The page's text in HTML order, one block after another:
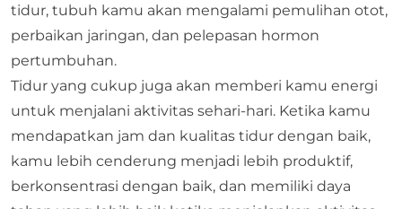
tidur, tubuh kamu akan mengalami pemulihan otot,
perbaikan jaringan, dan pelepasan hormon
pertumbuhan.
Tidur yang cukup juga akan memberi kamu energi
untuk menjalani aktivitas sehari-hari. Ketika kamu
mendapatkan jam dan kualitas tidur dengan baik,
kamu lebih cenderung menjadi lebih produktif,
berkonsentrasi dengan baik, dan memiliki daya